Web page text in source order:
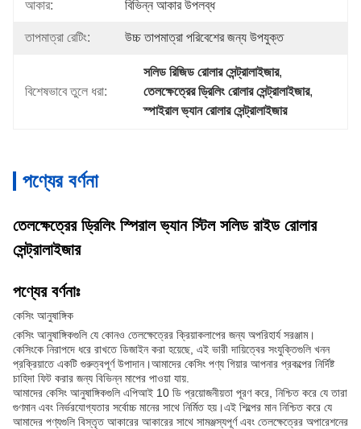
আকার: বিভিন্ন আকার উপলব্ধ
তাপমাত্রা রেটিং: উচ্চ তাপমাত্রা পরিবেশের জন্য উপযুক্ত
বিশেষভাবে তুলে ধরা:
সলিড রিজিড রোলার সেন্ট্রালাইজার,
তেলক্ষেত্রের ড্রিলিং রোলার সেন্ট্রালাইজার,
স্পাইরাল ভ্যান রোলার সেন্ট্রালাইজার
পণ্যের বর্ণনা
তেলক্ষেত্রের ড্রিলিং স্পিরাল ভ্যান স্টিল সলিড রাইড রোলার
সেন্ট্রালাইজার
পণ্যের বর্ণনাঃ
কেসিং আনুষাঙ্গিক
কেসিং আনুষাঙ্গিকগুলি যে কোনও তেলক্ষেত্রের ক্রিয়াকলাপের জন্য অপরিহার্য সরঞ্জাম।
কেসিংকে নিরাপদে ধরে রাখতে ডিজাইন করা হয়েছে, এই ভারী দায়িত্বের সংযুক্তিগুলি খনন
প্রক্রিয়াতে একটি গুরুত্বপূর্ণ উপাদান।আমাদের কেসিং পণ্য গিয়ার আপনার প্রকল্পের নির্দিষ্ট
চাহিদা ফিট করার জন্য বিভিন্ন মাপের পাওয়া যায়.
আমাদের কেসিং আনুষাঙ্গিকগুলি এপিআই 10 ডি প্রয়োজনীয়তা পূরণ করে, নিশ্চিত করে যে তারা
গুণমান এবং নির্ভরযোগ্যতার সর্বোচ্চ মানের সাথে নির্মিত হয়।এই শিল্পের মান নিশ্চিত করে যে
আমাদের পণ্যগুলি বিস্তৃত আকারের আকারের সাথে সামঞ্জস্যপূর্ণ এবং তেলক্ষেত্রের অপারেশনের